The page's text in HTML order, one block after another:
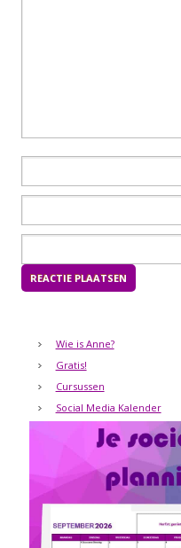
Wie is Anne?
Gratis!
Cursussen
Social Media Kalender